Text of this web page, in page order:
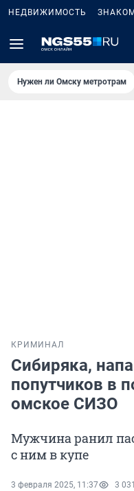
НЕДВИЖИМОСТЬ
Нужен ли Омску метротрам
КРИМИНАЛ
Сибиряка,
попутчиков в
омское СИЗО
Мужчина ранил
с ним в купе
3 февраля 2025, 11:37 3 031